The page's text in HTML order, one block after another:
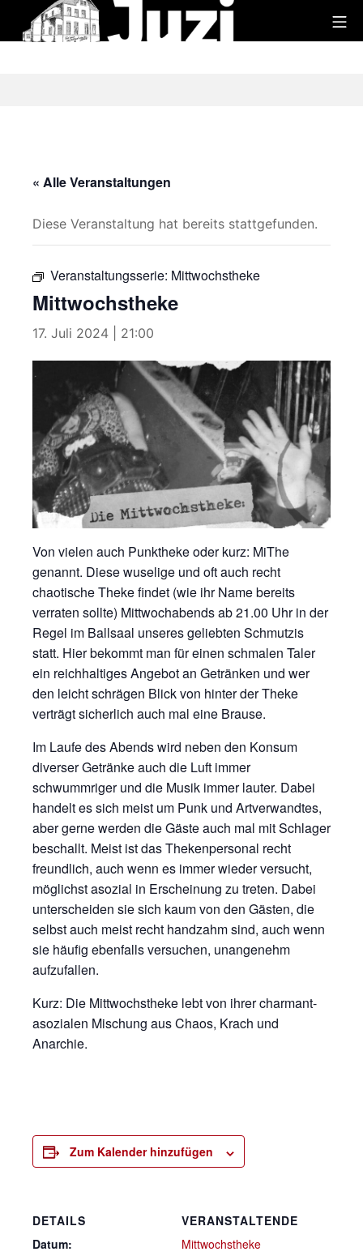
Inhalt
« Alle Veranstaltungen
Diese Veranstaltung hat bereits stattgefunden.
Veranstaltungsserie: Mittwochstheke
Mittwochstheke
17. Juli 2024 | 21:00
Von vielen auch Punktheke oder kurz: MiThe
genannt. Diese wuselige und oft auch recht
chaotische Theke findet (wie ihr Name bereits
verraten sollte) Mittwochabends ab 21.00 Uhr in der
Regel im Ballsaal unseres geliebten Schmutzis
statt. Hier bekommt man für einen schmalen Taler
ein reichhaltiges Angebot an Getränken und wer
den leicht schrägen Blick von hinter der Theke
verträgt sicherlich auch mal eine Brause.
Im Laufe des Abends wird neben den Konsum
diverser Getränke auch die Luft immer
schwummriger und die Musik immer lauter. Dabei
handelt es sich meist um Punk und Artverwandtes,
aber gerne werden die Gäste auch mal mit Schlager
beschallt. Meist ist das Thekenpersonal recht
freundlich, auch wenn es immer wieder versucht,
möglichst asozial in Erscheinung zu treten. Dabei
unterscheiden sie sich kaum von den Gästen, die
selbst auch meist recht handzahm sind, auch wenn
sie häufig ebenfalls versuchen, unangenehm
aufzufallen.
Kurz: Die Mittwochstheke lebt von ihrer charmant-
asozialen Mischung aus Chaos, Krach und
Anarchie.
Zum Kalender hinzufügen
DETAILS
Datum:
VERANSTALTENDE
Mittwochstheke